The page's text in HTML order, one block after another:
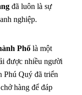
đã luôn là sự
nghiệp.
Phố là một
được nhiều người
Phú Quý đã triển
chở hàng để đáp